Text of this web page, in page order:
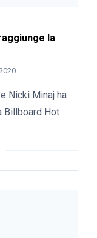
la
Nicki Minaj ha
Billboard Hot